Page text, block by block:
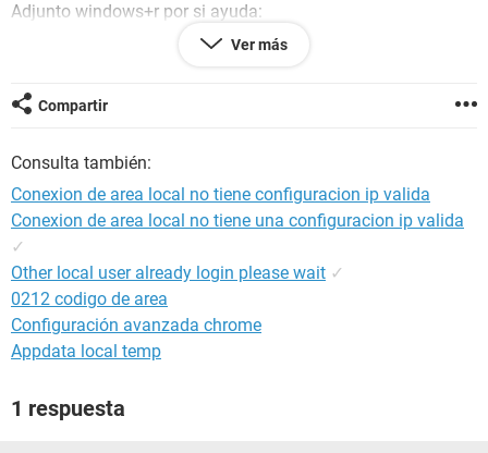
Adjunto windows+r por si ayuda:
Microsoft Windows [Versión 6.1.7601]
Copyright (c) 2009 Microsoft Corporation. Reservados todos
C:\Users\salala>Ipconfig/all
Configuración IP de Windows
Nombre de host. . . . . . . . . : salala-PC
Sufijo DNS principal . . . . . :
Tipo de nodo. . . . . . . . . . : híbrido
Enrutamiento IP habilitado. . . : no
Proxy WINS habilitado . . . . . : no
Adaptador de LAN inalámbrica Conexión de red inalámbrica
Ver más
Compartir
Consulta también:
Conexion de area local no tiene configuracion ip valida
Conexion de area local no tiene una configuracion ip valida
✓
Other local user already login please wait ✓
0212 codigo de area
Configuración avanzada chrome
Appdata local temp
1 respuesta